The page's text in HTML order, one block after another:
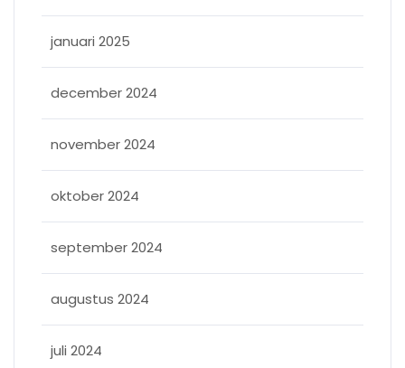
januari 2025
december 2024
november 2024
oktober 2024
september 2024
augustus 2024
juli 2024